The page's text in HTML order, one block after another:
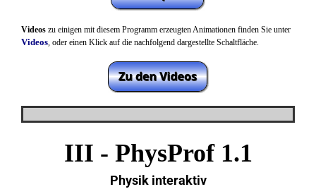
Videos zu einigen mit diesem Programm erzeugten Animationen finden Sie unter
Videos, oder einen Klick auf die nachfolgend dargestellte Schaltfläche.
III - PhysProf 1.1
Physik interaktiv